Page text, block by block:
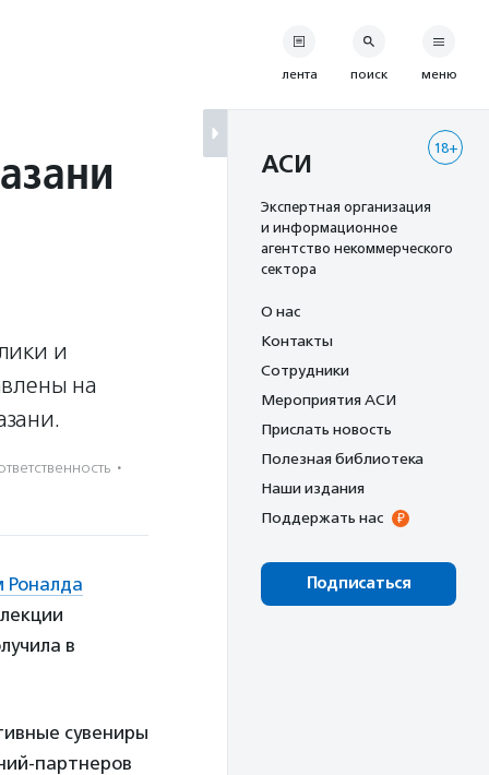
и
на
·
в
сувениры
партнеров
лента поиск меню
18+
АСИ
Экспертная организация
и информационное
агентство некоммерческого
сектора
О нас
Контакты
Сотрудники
Мероприятия АСИ
Прислать новость
Полезная библиотека
Наши издания
Поддержать нас
Подписаться